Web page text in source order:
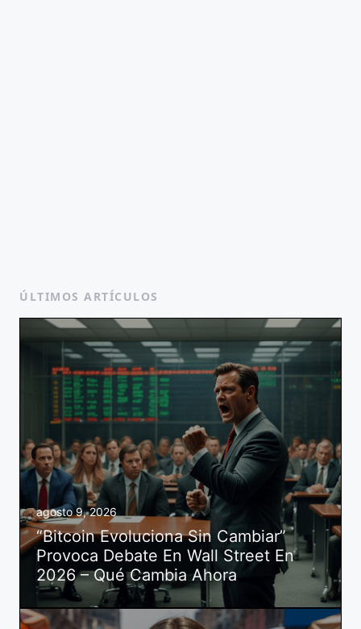
ÚLTIMOS ARTÍCULOS
agosto 9, 2026
“Bitcoin Evoluciona Sin Cambiar”
Provoca Debate En Wall Street En
2026 – Qué Cambia Ahora